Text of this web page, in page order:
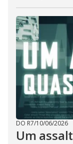
DO R7/10/06/2026
Um